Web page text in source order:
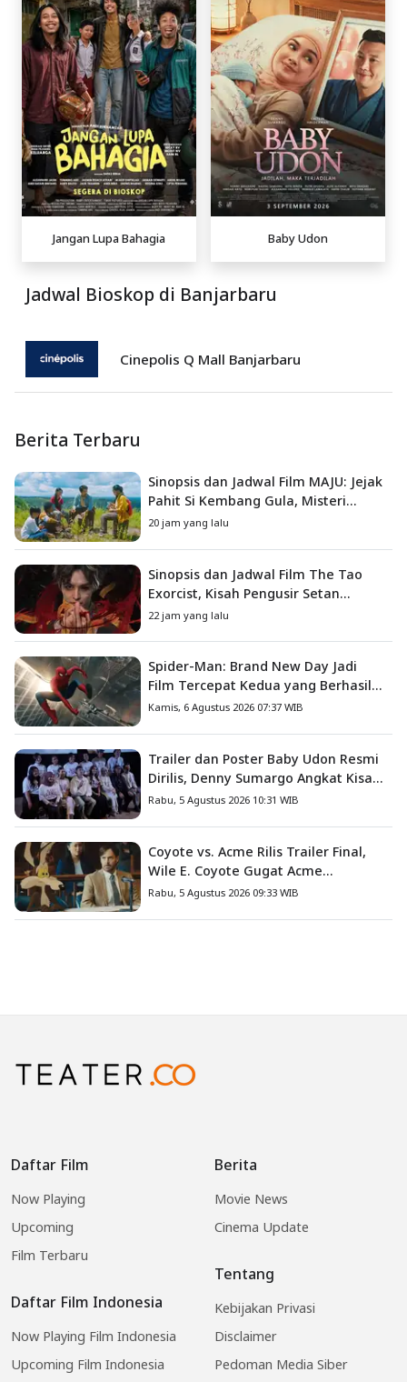
Jangan Lupa Bahagia Baby Udon
Jadwal Bioskop di Banjarbaru
Cinepolis Q Mall Banjarbaru
Berita Terbaru
Sinopsis dan Jadwal Film MAJU: Jejak
Pahit Si Kembang Gula, Misteri
Hilangnya Bagas di Lokasi Jambore
20 jam yang lalu
Sinopsis dan Jadwal Film The Tao
Exorcist, Kisah Pengusir Setan
Melawan Kutukan Mematikan
22 jam yang lalu
Spider-Man: Brand New Day Jadi
Film Tercepat Kedua yang Berhasil
Tembus US$1 Miliar
Kamis, 6 Agustus 2026 07:37 WIB
Trailer dan Poster Baby Udon Resmi
Dirilis, Denny Sumargo Angkat Kisah
Nyata Fanny Kondoh
Rabu, 5 Agustus 2026 10:31 WIB
Coyote vs. Acme Rilis Trailer Final,
Wile E. Coyote Gugat Acme
Corporation ke Pengadilan
Rabu, 5 Agustus 2026 09:33 WIB
Daftar Film
Now Playing
Upcoming
Film Terbaru
Daftar Film Indonesia
Now Playing Film Indonesia
Upcoming Film Indonesia
Berita
Movie News
Cinema Update
Tentang
Kebijakan Privasi
Disclaimer
Pedoman Media Siber